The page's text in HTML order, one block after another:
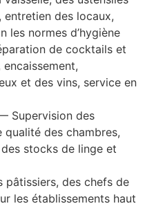
des locaux,
les normes d’hygiène
de cocktails et
et des vins, service en
Supervision des
qualité des chambres,
stocks de linge et
pâtissiers, des chefs de
les établissements haut